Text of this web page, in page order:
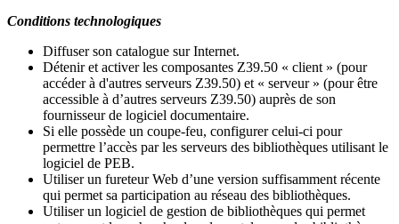
Conditions technologiques
Diffuser son catalogue sur Internet.
Détenir et activer les composantes Z39.50 « client » (pour
accéder à d'autres serveurs Z39.50) et « serveur » (pour être
accessible à d’autres serveurs Z39.50) auprès de son
fournisseur de logiciel documentaire.
Si elle possède un coupe-feu, configurer celui-ci pour
permettre l’accès par les serveurs des bibliothèques utilisant le
logiciel de PEB.
Utiliser un fureteur Web d’une version suffisamment récente
qui permet sa participation au réseau des bibliothèques.
Utiliser un logiciel de gestion de bibliothèques qui permet